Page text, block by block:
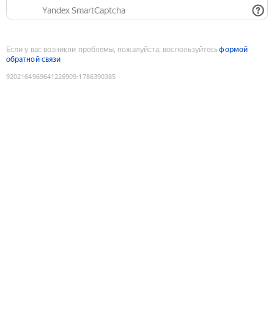
Yandex SmartCaptcha
Если у вас возникли проблемы, пожалуйста, воспользуйтесьформой
обратной связи
9202164969641226909:1786390385